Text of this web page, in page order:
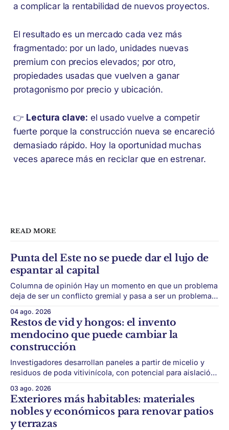
a complicar la rentabilidad de nuevos proyectos.
El resultado es un mercado cada vez más
fragmentado: por un lado, unidades nuevas
premium con precios elevados; por otro,
propiedades usadas que vuelven a ganar
protagonismo por precio y ubicación.
👉 Lectura clave: el usado vuelve a competir
fuerte porque la construcción nueva se encareció
demasiado rápido. Hoy la oportunidad muchas
veces aparece más en reciclar que en estrenar.
READ MORE
Punta del Este no se puede dar el lujo de
espantar al capital
Columna de opinión Hay un momento en que un problema
deja de ser un conflicto gremial y pasa a ser un problema
sin rodeos: lo que está en juego en Punta del Este no es
una obra, ni una temporada,
04 ago. 2026
Restos de vid y hongos: el invento
mendocino que puede cambiar la
construcción
Investigadores desarrollan paneles a partir de micelio y
residuos de poda vitivinícola, con potencial para aislación
puede convertir un residuo vitivinícola en un material de
construcción. El desarrollo parte de restos de poda de vid
y micelio, la parte vegetativa de los
03 ago. 2026
Exteriores más habitables: materiales
nobles y económicos para renovar patios
y terrazas